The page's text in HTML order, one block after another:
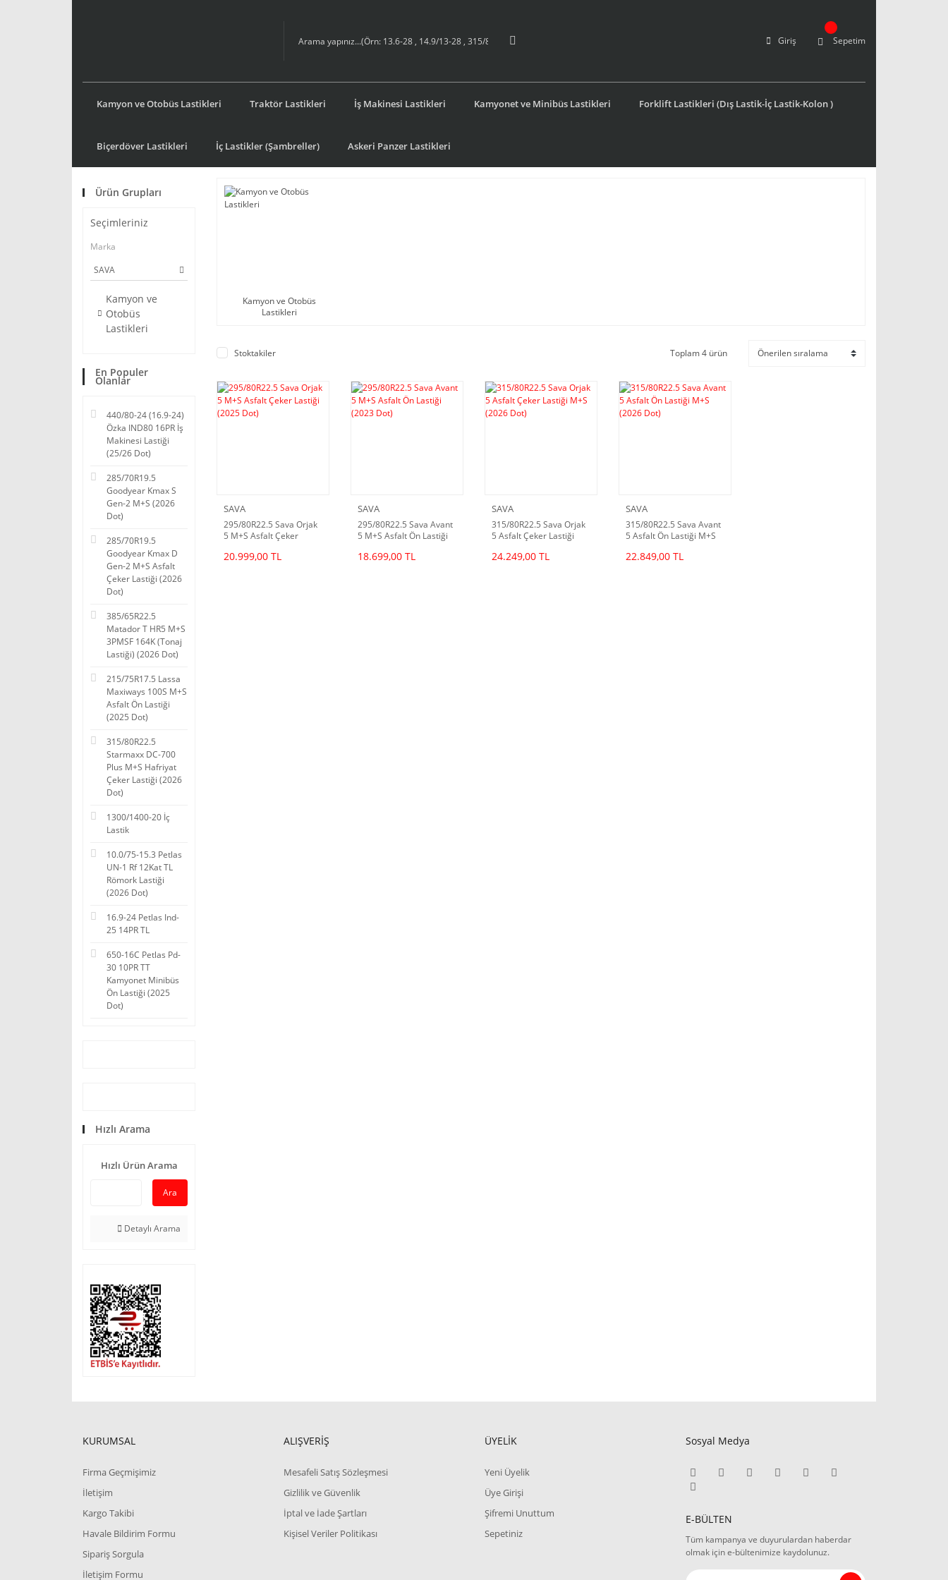
Giriş Sepetim
Kamyon ve Otobüs Lastikleri Traktör Lastikleri İş Makinesi Lastikleri Kamyonet ve Minibüs Lastikleri Forklift Lastikleri (Dış Lastik-İç Lastik-Kolon )
Biçerdöver Lastikleri İç Lastikler (Şambreller) Askeri Panzer Lastikleri
Ürün Grupları
Seçimleriniz
Marka
SAVA
Kamyon ve
Otobüs
Lastikleri
En Populer
Olanlar
440/80-24 (16.9-24)
Özka IND80 16PR İş
Makinesi Lastiği
(25/26 Dot)
285/70R19.5
Goodyear Kmax S
Gen-2 M+S (2026
Dot)
285/70R19.5
Goodyear Kmax D
Gen-2 M+S Asfalt
Çeker Lastiği (2026
Dot)
385/65R22.5
Matador T HR5 M+S
3PMSF 164K (Tonaj
Lastiği) (2026 Dot)
215/75R17.5 Lassa
Maxiways 100S M+S
Asfalt Ön Lastiği
(2025 Dot)
315/80R22.5
Starmaxx DC-700
Plus M+S Hafriyat
Çeker Lastiği (2026
Dot)
1300/1400-20 İç
Lastik
10.0/75-15.3 Petlas
UN-1 Rf 12Kat TL
Römork Lastiği
(2026 Dot)
16.9-24 Petlas Ind-
25 14PR TL
650-16C Petlas Pd-
30 10PR TT
Kamyonet Minibüs
Ön Lastiği (2025
Dot)
Hızlı Arama
Hızlı Ürün Arama
Ara
Detaylı Arama
Kamyon ve Otobüs
Lastikleri
Stoktakiler Toplam 4 ürün
SAVA
295/80R22.5 Sava Orjak
5 M+S Asfalt Çeker
20.999,00 TL
SAVA
295/80R22.5 Sava Avant
5 M+S Asfalt Ön Lastiği
18.699,00 TL
SAVA
315/80R22.5 Sava Orjak
5 Asfalt Çeker Lastiği
24.249,00 TL
SAVA
315/80R22.5 Sava Avant
5 Asfalt Ön Lastiği M+S
22.849,00 TL
KURUMSAL
Firma Geçmişimiz
İletişim
Kargo Takibi
Havale Bildirim Formu
Sipariş Sorgula
İletişim Formu
ALIŞVERİŞ
Mesafeli Satış Sözleşmesi
Gizlilik ve Güvenlik
İptal ve İade Şartları
Kişisel Veriler Politikası
ÜYELİK
Yeni Üyelik
Üye Girişi
Şifremi Unuttum
Sepetiniz
Sosyal Medya
E-BÜLTEN
Tüm kampanya ve duyurulardan haberdar
olmak için e-bültenimize kaydolunuz.